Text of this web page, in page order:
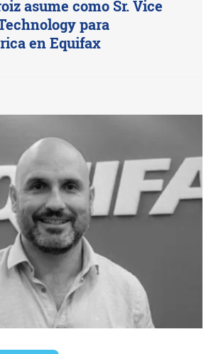
asume como Sr. Vice
para
en Equifax